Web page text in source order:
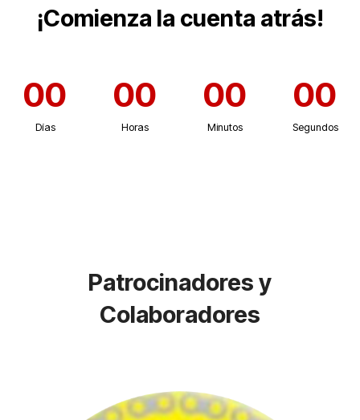
¡Comienza la cuenta atrás!
00
Días
00
Horas
00
Minutos
00
Segundos
Patrocinadores y
Colaboradores